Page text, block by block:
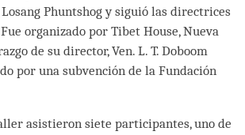
Phuntshog y siguió las directrices
organizado por Tibet House, Nueva
de su director, Ven. L. T. Doboom
por una subvención de la Fundación
asistieron siete participantes, uno de